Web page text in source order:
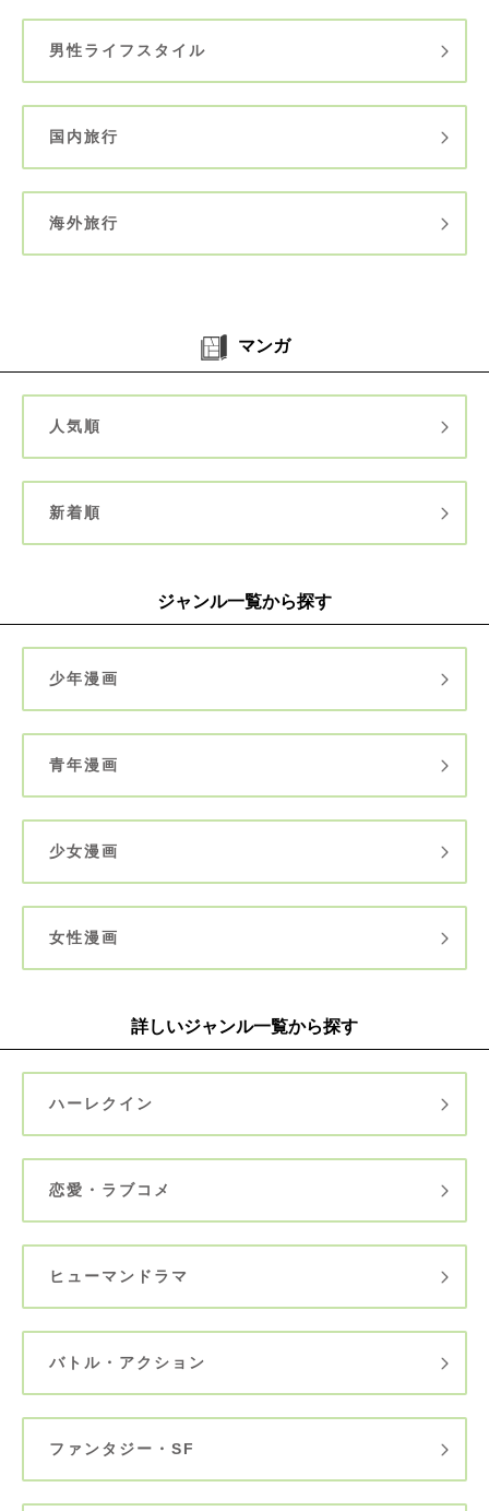
男性ライフスタイル
国内旅行
海外旅行
マンガ
人気順
新着順
ジャンル一覧から探す
少年漫画
青年漫画
少女漫画
女性漫画
詳しいジャンル一覧から探す
ハーレクイン
恋愛・ラブコメ
ヒューマンドラマ
バトル・アクション
ファンタジー・SF